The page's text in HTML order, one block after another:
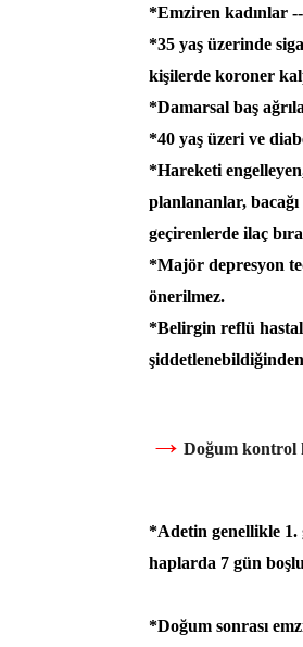
*Emziren kadınlar --
*35 yaş üzerinde
kişilerde koroner
*Damarsal baş
*40 yaş üzeri ve
*Hareketi
planlananlar,
geçirenlerde ilaç
*Majör depresyon
önerilmez.
*Belirgin reflü
→ Doğum kontrol
*Adetin genellikle 1.
haplarda 7 gün
*Doğum sonrası